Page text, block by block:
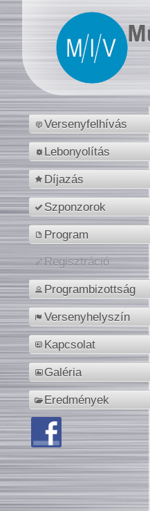
Versenyfelhívás
Lebonyolítás
Díjazás
Szponzorok
Program
Regisztráció
Programbizottság
Versenyhelyszín
Kapcsolat
Galéria
Eredmények